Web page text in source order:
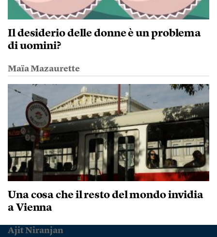
Il desiderio delle donne è un problema
di uomini?
Maïa Mazaurette
Una cosa che il resto del mondo invidia
a Vienna
Ajit Niranjan